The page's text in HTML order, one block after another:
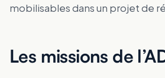
mobilisables dans un projet de
Les missions de